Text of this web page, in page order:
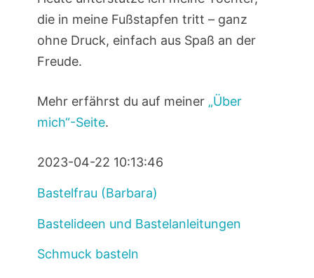
die in meine Fußstapfen tritt – ganz
ohne Druck, einfach aus Spaß an der
Freude.
Mehr erfährst du auf meiner „Über
mich“-Seite.
2023-04-22 10:13:46
Bastelfrau (Barbara)
Bastelideen und Bastelanleitungen
Schmuck basteln